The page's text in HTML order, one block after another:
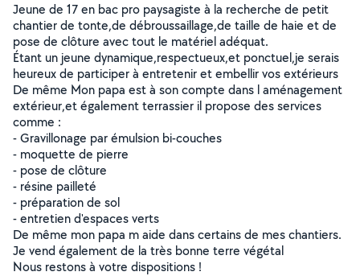
Jeune de 17 en bac pro paysagiste à la recherche de petit
chantier de tonte,de débroussaillage,de taille de haie et de
pose de clôture avec tout le matériel adéquat.
Étant un jeune dynamique,respectueux,et ponctuel,je serais
heureux de participer à entretenir et embellir vos extérieurs
De même Mon papa est à son compte dans l aménagement
extérieur,et également terrassier il propose des services
comme :
- Gravillonage par émulsion bi-couches
- moquette de pierre
- pose de clôture
- résine pailleté
- préparation de sol
- entretien d'espaces verts
De même mon papa m aide dans certains de mes chantiers.
Je vend également de la très bonne terre végétal
Nous restons à votre dispositions !